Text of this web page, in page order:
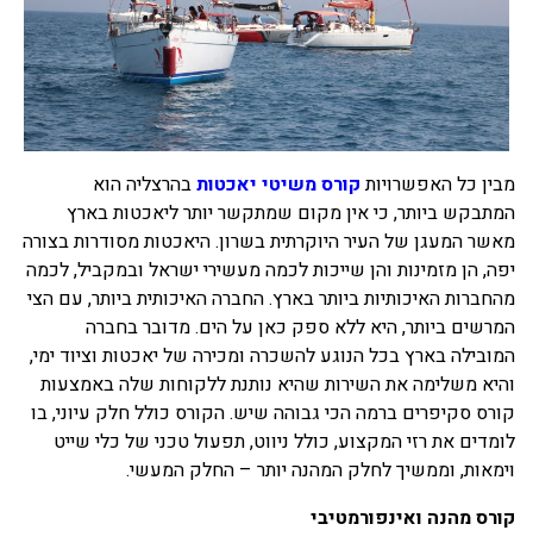
מבין כל האפשרויותקורס משיטי יאכטותבהרצליה הוא
המתבקש ביותר, כי אין מקום שמתקשר יותר ליאכטות בארץ
מאשר המעגן של העיר היוקרתית בשרון. היאכטות מסודרות בצורה
יפה, הן מזמינות והן שייכות לכמה מעשירי ישראל ובמקביל, לכמה
מהחברות האיכותיות ביותר בארץ. החברה האיכותית ביותר, עם הצי
המרשים ביותר, היא ללא ספק כאן על הים. מדובר בחברה
המובילה בארץ בכל הנוגע להשכרה ומכירה של יאכטות וציוד ימי,
והיא משלימה את השירות שהיא נותנת ללקוחות שלה באמצעות
קורס סקיפרים ברמה הכי גבוהה שיש. הקורס כולל חלק עיוני, בו
לומדים את רזי המקצוע, כולל ניווט, תפעול טכני של כלי שייט
וימאות, וממשיך לחלק המהנה יותר – החלק המעשי.
קורס מהנה ואינפורמטיבי